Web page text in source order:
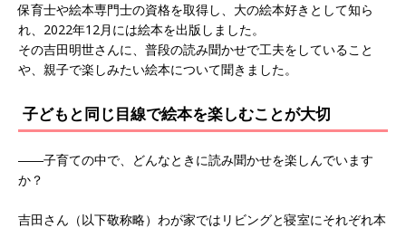
保育士や絵本専門士の資格を取得し、大の絵本好きとして知ら
れ、2022年12月には絵本を出版しました。
その吉田明世さんに、普段の読み聞かせで工夫をしていること
や、親子で楽しみたい絵本について聞きました。
子どもと同じ目線で絵本を楽しむことが大切
――子育ての中で、どんなときに読み聞かせを楽しんでいます
か？
吉田さん（以下敬称略）わが家ではリビングと寝室にそれぞれ本